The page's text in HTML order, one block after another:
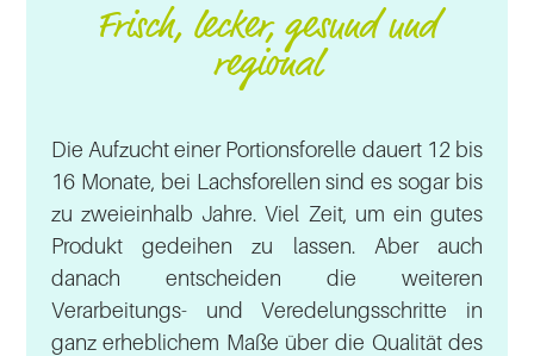
Frisch, lecker, gesund und
regional
Die Aufzucht einer Portionsforelle dauert 12 bis
16 Monate, bei Lachsforellen sind es sogar bis
zu zweieinhalb Jahre. Viel Zeit, um ein gutes
Produkt gedeihen zu lassen. Aber auch
danach entscheiden die weiteren
Verarbeitungs- und Veredelungsschritte in
ganz erheblichem Maße über die Qualität des